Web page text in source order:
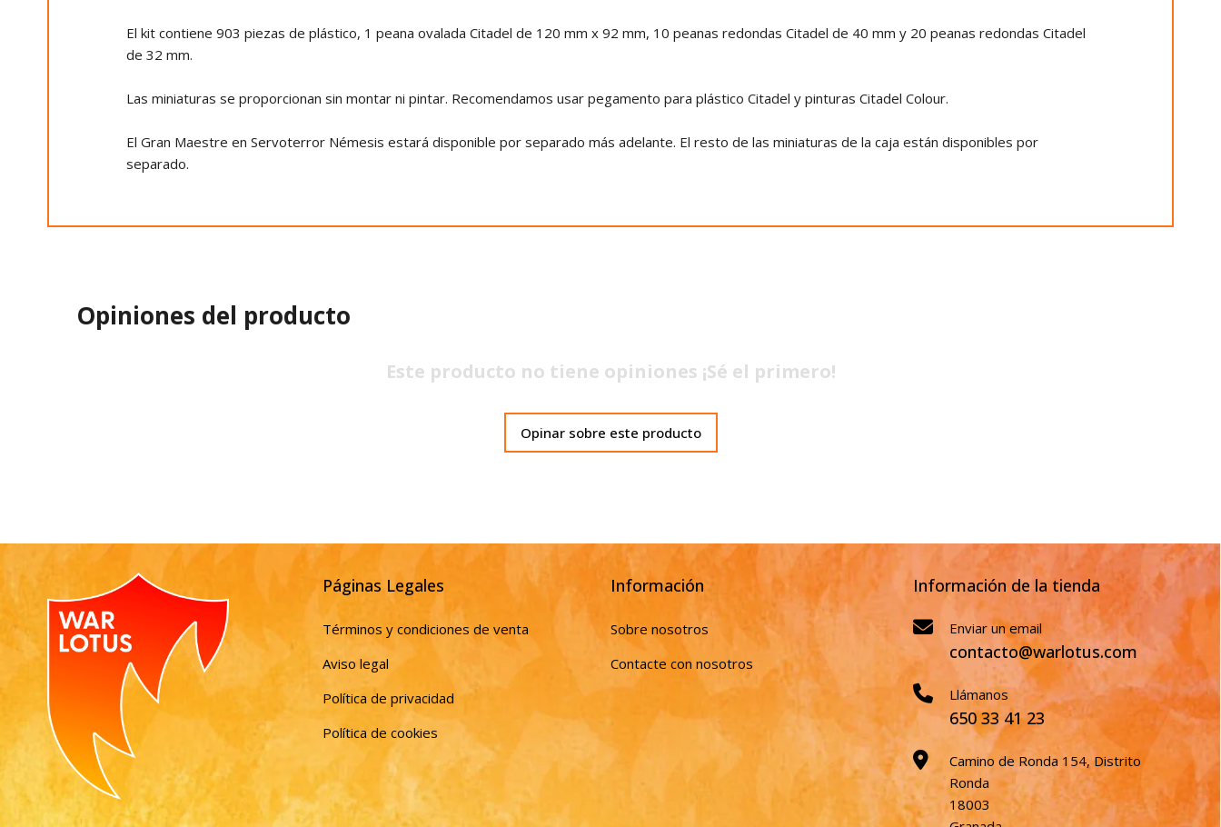
El kit contiene 903 piezas de plástico, 1 peana ovalada Citadel de 120 mm x 92 mm, 10 peanas redondas Citadel de 40 mm y 20 peanas redondas Citadel
de 32 mm.
Las miniaturas se proporcionan sin montar ni pintar. Recomendamos usar pegamento para plástico Citadel y pinturas Citadel Colour.
El Gran Maestre en Servoterror Némesis estará disponible por separado más adelante. El resto de las miniaturas de la caja están disponibles por
separado.
Opiniones del producto
Este producto no tiene opiniones ¡Sé el primero!
Opinar sobre este producto
Páginas Legales
Términos y condiciones de venta
Aviso legal
Política de privacidad
Política de cookies
Información
Sobre nosotros
Contacte con nosotros
Información de la tienda
Enviar un email
contacto@warlotus.com
Llámanos
650 33 41 23
Camino de Ronda 154, Distrito
Ronda
18003